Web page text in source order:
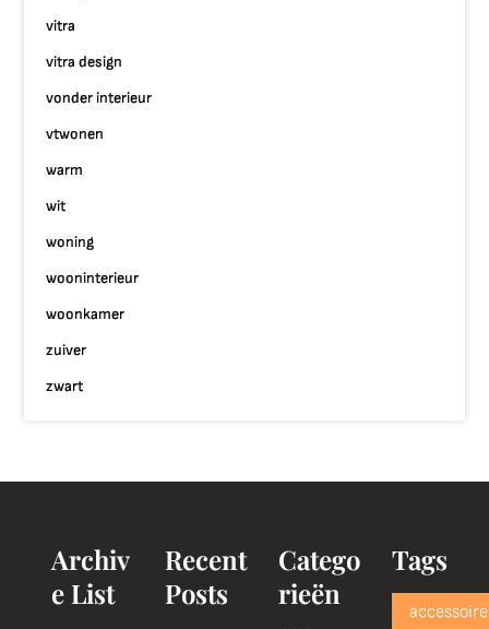
vitra
vitra design
vonder interieur
vtwonen
warm
wit
woning
wooninterieur
woonkamer
zuiver
zwart
Archiv
e List
Recent
Posts
Catego
rieën
Tags